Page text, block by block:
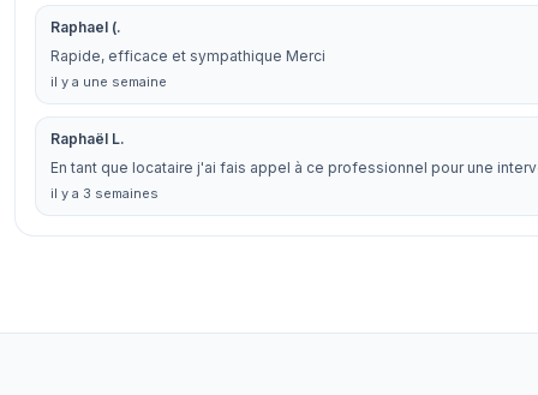
Raphael (.
Rapide, efficace et sympathique Merci
il y a une semaine
Raphaël L.
En tant que locataire j'ai fais appel à ce professionnel pour une
il y a 3 semaines